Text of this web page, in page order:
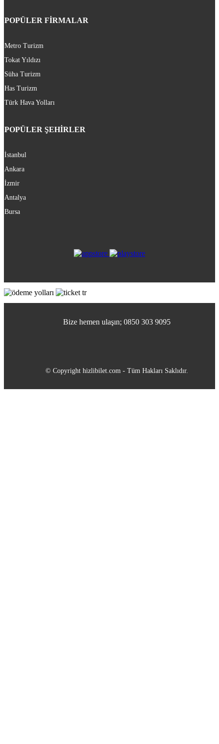
POPÜLER FİRMALAR
Metro Turizm
Tokat Yıldızı
Süha Turizm
Has Turizm
Türk Hava Yolları
POPÜLER ŞEHİRLER
İstanbul
Ankara
İzmir
Antalya
Bursa
Bize hemen ulaşın; 0850 303 9095
© Copyright hizlibilet.com - Tüm Hakları Saklıdır.